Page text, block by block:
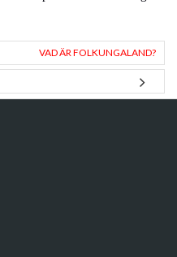
VAD ÄR FOLKUNGALAND?